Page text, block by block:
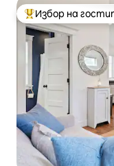
Най-популярен
Избор на